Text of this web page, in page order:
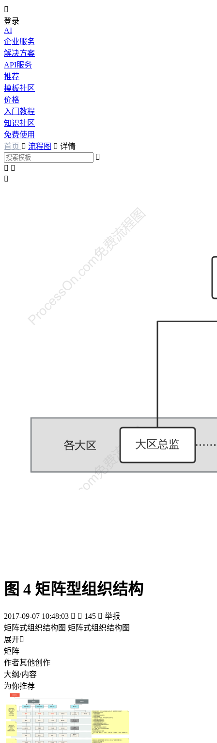

登录
AI
企业服务
解决方案
API服务
推荐
模板社区
价格
入门教程
知识社区
免费使用
首页  流程图  详情

 

图 4 矩阵型组织结构
2017-09-07 10:48:03   145  举报
矩阵式组织结构图 矩阵式组织结构图
展开
矩阵
作者其他创作
大纲/内容
为你推荐